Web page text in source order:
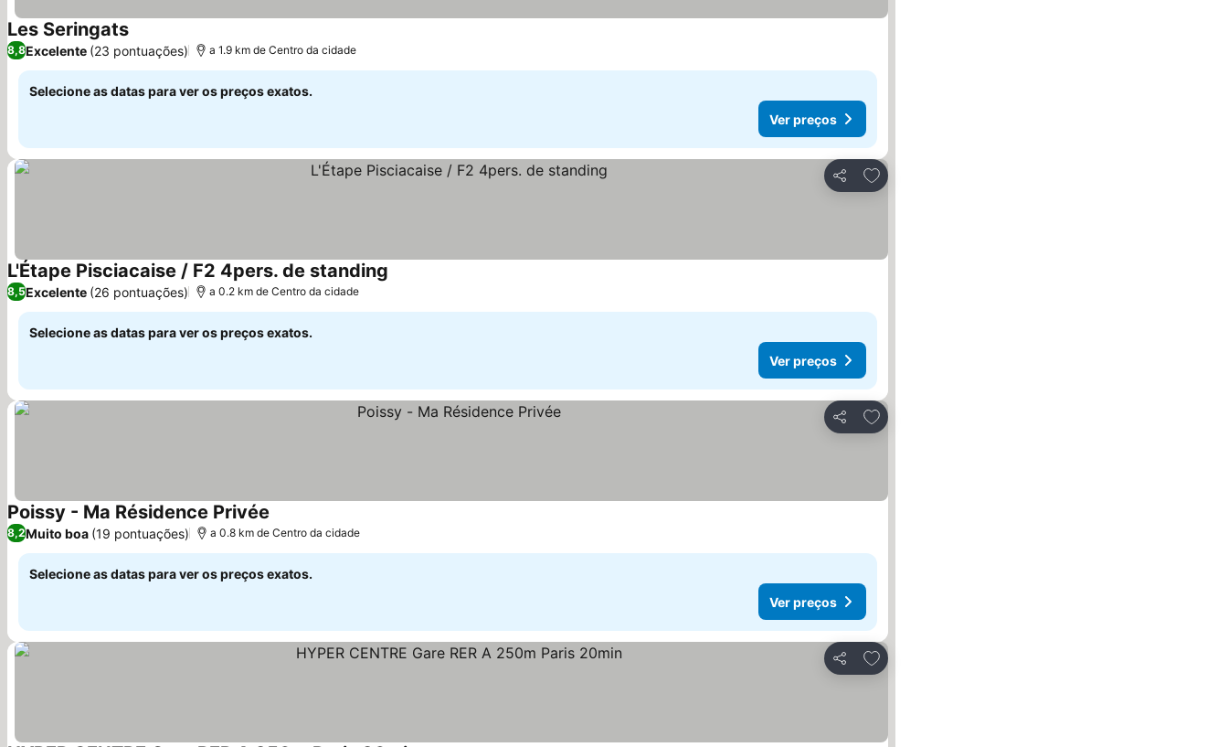
Les SeringatsVer preços
8,8Excelente (23 pontuações) a 1.9 km de Centro da cidade
Selecione as datas para ver os preços exatos.
Ver preços
Partilhar
Adicionar aos favoritos
L'Étape Pisciacaise / F2 4pers. de standing
8,5Excelente (26 pontuações) a 0.2 km de Centro da cidade
Selecione as datas para ver os preços exatos.
Ver preços
Partilhar
Adicionar aos favoritos
Poissy - Ma Résidence Privée
8,2Muito boa (19 pontuações) a 0.8 km de Centro da cidade
Selecione as datas para ver os preços exatos.
Ver preços
Partilhar
Adicionar aos favoritos